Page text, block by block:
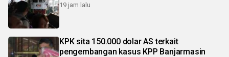
19 jam lalu
KPK sita 150.000 dolar AS terkait
pengembangan kasus KPP Banjarmasin